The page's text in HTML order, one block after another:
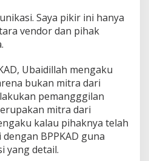
Saya pikir ini hanya
vendor dan pihak
Ubaidillah mengaku
bukan mitra dari
pemangggilan
mitra dari
kalau pihaknya telah
BPPKAD guna
yang detail.